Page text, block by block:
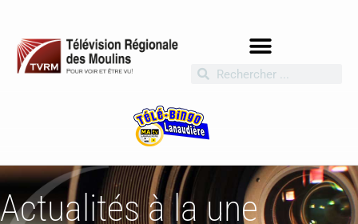
Actualités à la une